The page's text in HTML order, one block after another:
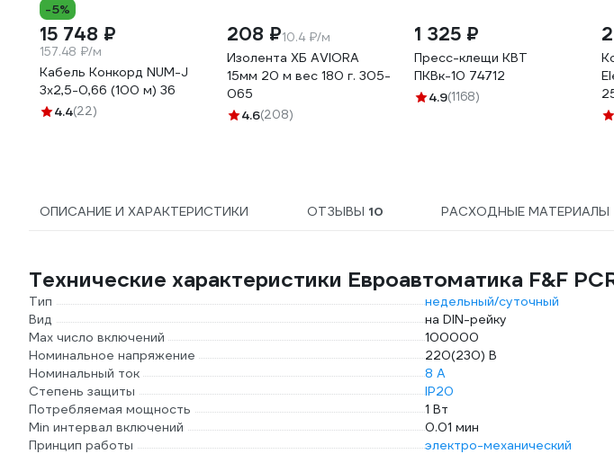
-5%
15 748 ₽
157.48 ₽/м
Кабель Конкорд NUM-J
3х2,5-0,66 (100 м) 36
4.4(22)
208 ₽10.4 ₽/м
Изолента ХБ AVIORA
15мм 20 м вес 180 г. 305-
065
4.6(208)
1 325 ₽
Пресс-клещи КВТ
ПКВк-10 74712
4.9(1168)
ОПИСАНИЕ И ХАРАКТЕРИСТИКИ ОТЗЫВЫ 10 РАСХОДНЫЕ МАТЕРИАЛЫ
Технические характеристики Евроавтоматика F&F
Тип
недельный/суточный
Вид
на DIN-рейку
Max число включений
100000
Номинальное напряжение
220(230) В
Номинальный ток
8 А
Степень защиты
IP20
Потребляемая мощность
1 Вт
Min интервал включений
0.01 мин
Принцип работы
электро-механический